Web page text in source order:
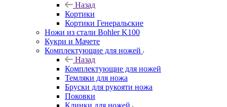
Назад
Кортики
Кортики Генеральские
Ножи из стали Bohler K100
Кукри и Мачете
Комплектующие для ножей
Назад
Комплектующие для ножей
Темляки для ножа
Бруски для рукояти ножа
Поковки
Клинки для ножей